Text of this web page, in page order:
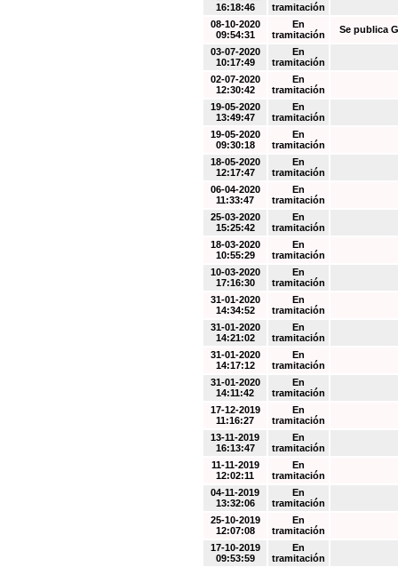
16:18:46
tramitación
08-10-2020
09:54:31
En
tramitación
Se publica
03-07-2020
10:17:49
En
tramitación
02-07-2020
12:30:42
En
tramitación
19-05-2020
13:49:47
En
tramitación
19-05-2020
09:30:18
En
tramitación
18-05-2020
12:17:47
En
tramitación
06-04-2020
11:33:47
En
tramitación
25-03-2020
15:25:42
En
tramitación
18-03-2020
10:55:29
En
tramitación
10-03-2020
17:16:30
En
tramitación
31-01-2020
14:34:52
En
tramitación
31-01-2020
14:21:02
En
tramitación
31-01-2020
14:17:12
En
tramitación
31-01-2020
14:11:42
En
tramitación
17-12-2019
11:16:27
En
tramitación
13-11-2019
16:13:47
En
tramitación
11-11-2019
12:02:11
En
tramitación
04-11-2019
13:32:06
En
tramitación
25-10-2019
12:07:08
En
tramitación
17-10-2019
09:53:59
En
tramitación